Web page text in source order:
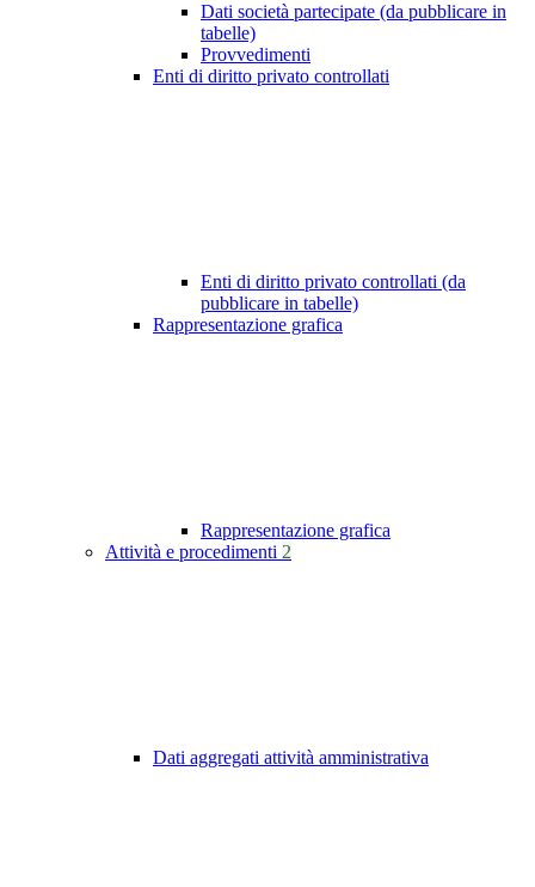
Dati società partecipate (da pubblicare in
tabelle)
Provvedimenti
Enti di diritto privato controllati
Enti di diritto privato controllati (da
pubblicare in tabelle)
Rappresentazione grafica
Rappresentazione grafica
Attività e procedimenti 2
Dati aggregati attività amministrativa